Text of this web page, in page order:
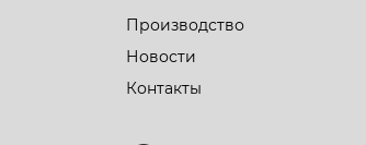
Производство
Новости
Контакты